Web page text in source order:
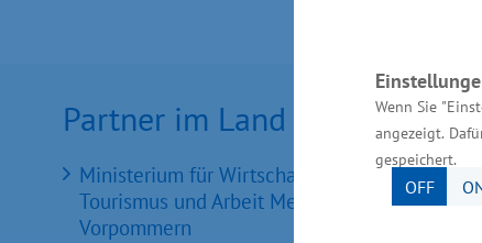
Wenn Sie
angezeigt.
gespeichert.
OFF
Partner im Land
Ministerium für Wirtschaft, Infrastruktur,
Tourismus und Arbeit Mecklenburg-
Vorpommern